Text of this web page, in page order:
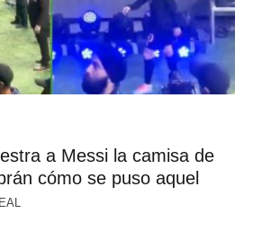
a Messi la camisa de
cómo se puso aquel